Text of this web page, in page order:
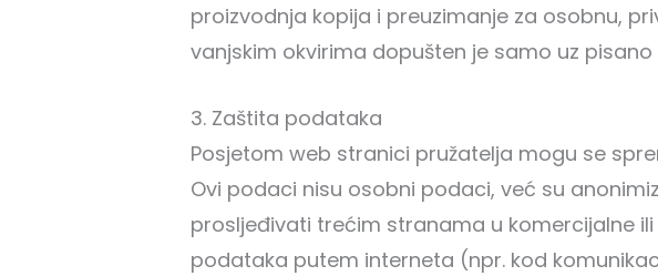
proizvodnja kopija i preuzimanje za osobnu,
vanjskim okvirima dopušten je samo uz
3. Zaštita podataka
Posjetom web stranici pružatelja mogu se
Ovi podaci nisu osobni podaci, već su
prosljeđivati trećim stranama u komercijalne
podataka putem interneta (npr. kod